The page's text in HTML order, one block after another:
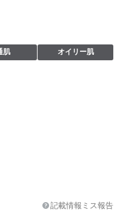
肌 オイリー肌
水、ジメチコン、酸化チタ
メトキシケイヒ酸エチルヘキ
リスチン酸イソプロピル、ジ
記載情報ミス報告